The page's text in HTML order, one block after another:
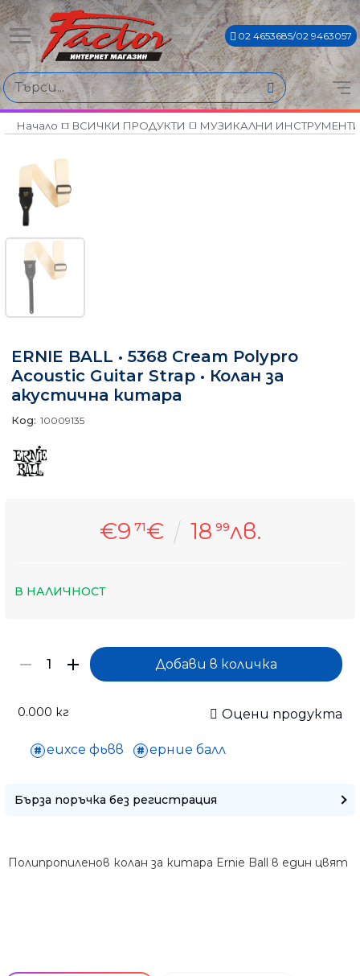
02 4653685/02 9463057
Начало ВСИЧКИ ПРОДУКТИ МУЗИКАЛНИ
ERNIE BALL • 5368 Cream Polypro
Acoustic Guitar Strap • Колан за
акустична китара
Код: 10009135
€9 71€ 18 99лв.
В НАЛИЧНОСТ
0.000 кг Оцени продукта
еихсе фьвв ерние балл
Бърза поръчка без регистрация
Полипропиленов колан за китара Ernie Ball в един цвят